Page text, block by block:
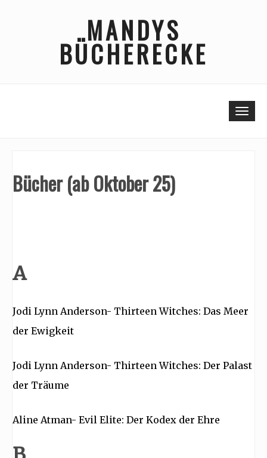
MANDYS
BÜCHERECKE
Bücher (ab Oktober 25)
A
Jodi Lynn Anderson- Thirteen Witches: Das Meer
der Ewigkeit
Jodi Lynn Anderson- Thirteen Witches: Der Palast
der Träume
Aline Atman- Evil Elite: Der Kodex der Ehre